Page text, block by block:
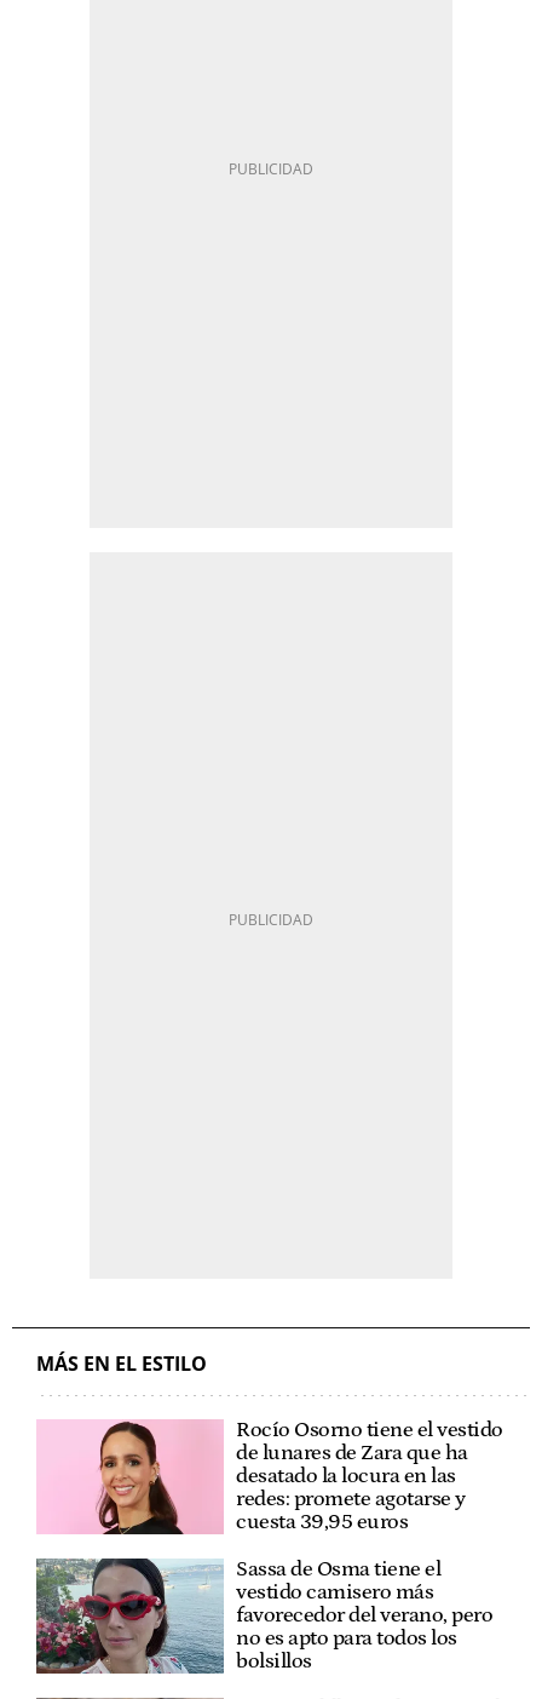
MÁS EN EL ESTILO
Rocío Osorno tiene el vestido
de lunares de Zara que ha
desatado la locura en las
redes: promete agotarse y
cuesta 39,95 euros
Sassa de Osma tiene el
vestido camisero más
favorecedor del verano, pero
no es apto para todos los
bolsillos